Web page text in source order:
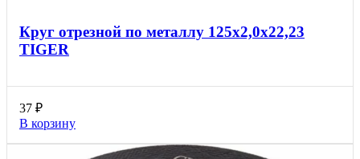
Круг отрезной по металлу 125х2,0х22,23
TIGER
37 ₽
В корзину